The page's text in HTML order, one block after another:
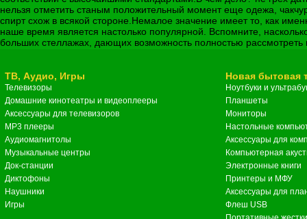
нельзя отметить станым положительный момент еще одежа,
спирт схож в всякой стороне.Немалое значение имеет то, как
наше время является настолько популярной. Вспомните,
больших стеллажах, дающих возможность полностью рассмотреть
ТВ, Аудио, Игры
Телевизоры
Домашние кинотеатры и видеоплееры
Аксессуары для телевизоров
MP3 плееры
Аудиомагнитолы
Музыкальные центры
Док-станции
Диктофоны
Наушники
Игры
Новая бытовая
Ноутбуки и
Планшеты
Мониторы
Настольные
Аксессуары для
Компьютерная
Электронные книги
Принтеры и МФУ
Аксессуары для
Флеш USB